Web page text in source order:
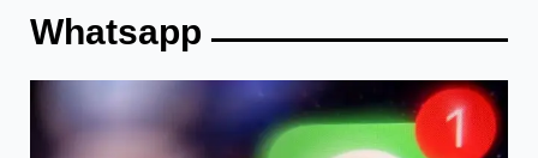
Whatsapp